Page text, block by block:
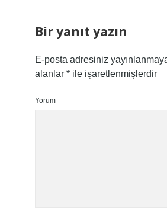
Bir yanıt yazın
E-posta adresiniz
alanlar *ile işaretlenmişlerdir
Yorum